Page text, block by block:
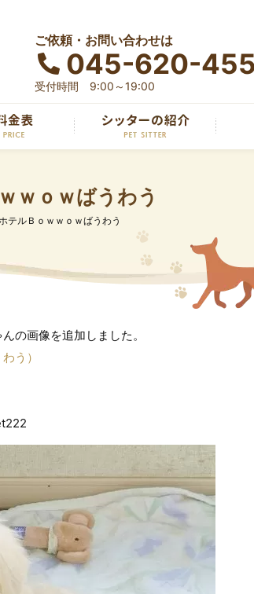
ご依頼・お問い合わせは
045-620-
受付時間 9:00～19:00
ｗｏｗばうわう
ルＢｏｗｗｏｗばうわう
の画像を追加しました。
う）